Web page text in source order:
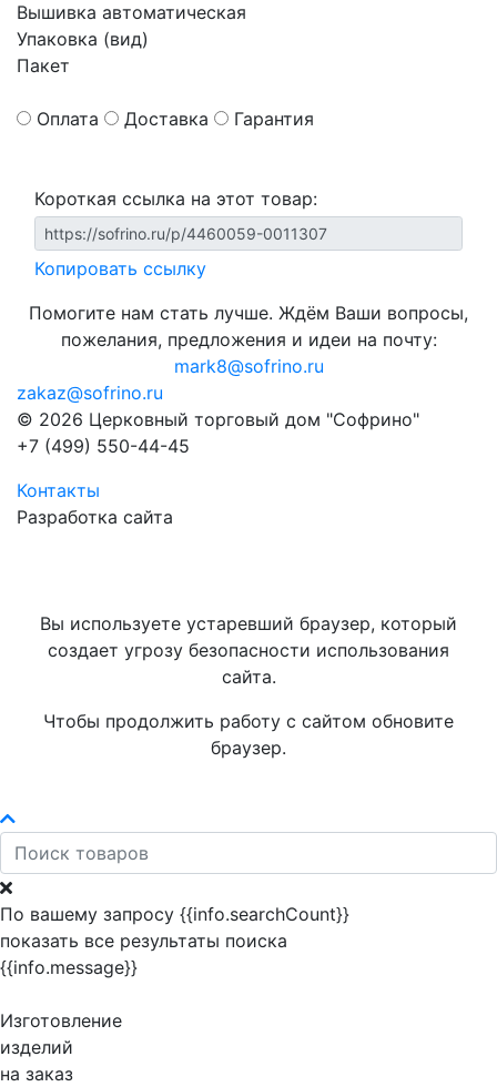
Вышивка автоматическая
Упаковка (вид)
Пакет
Оплата Доставка Гарантия
Короткая ссылка на этот товар:
Копировать ссылку
Помогите нам стать лучше. Ждём Ваши вопросы,
пожелания, предложения и идеи на почту:
mark8@sofrino.ru
zakaz@sofrino.ru
© 2026 Церковный торговый дом "Софрино"
+7 (499) 550-44-45
Контакты
Разработка сайта
Вы используете устаревший браузер, который
создает угрозу безопасности использования
сайта.
Чтобы продолжить работу с сайтом обновите
браузер.
По вашему запросу {{info.searchCount}}
показать все результаты поиска
{{info.message}}
Изготовление
изделий
на заказ